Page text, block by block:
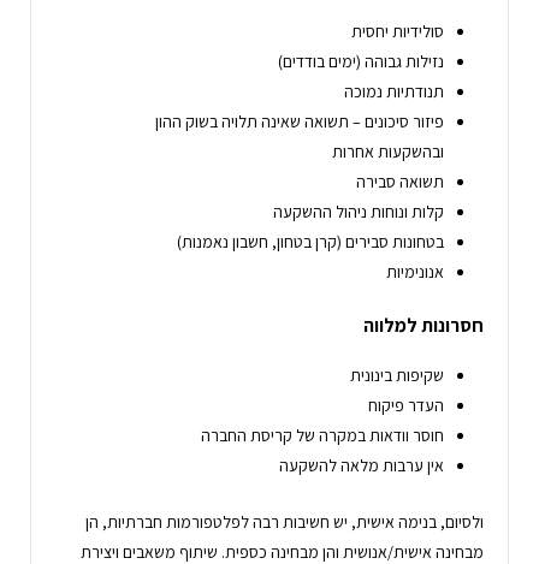
סולידיות יחסית
נזילות גבוהה (ימים בודדים)
תנודתיות נמוכה
פיזור סיכונים – תשואה שאינה תלויה בשוק ההון
ובהשקעות אחרות
תשואה סבירה
קלות ונוחות ניהול ההשקעה
בטחונות סבירים (קרן בטחון, חשבון נאמנות)
אנונימיות
חסרונות למלווה
שקיפות בינונית
העדר פיקוח
חוסר וודאות במקרה של קריסת החברה
אין ערבות מלאה להשקעה
ולסיום, בנימה אישית, יש חשיבות רבה לפלטפורמות חברתיות, הן
מבחינה אישית/אנושית והן מבחינה כספית. שיתוף משאבים ויצירת